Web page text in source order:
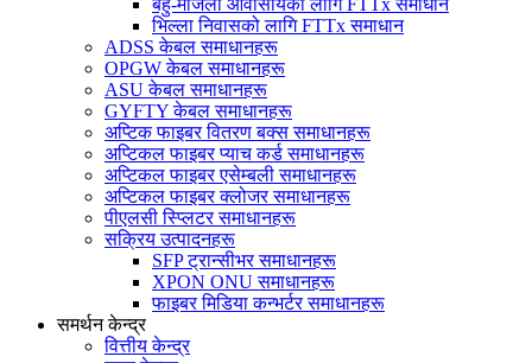
बहु-मंजिला आवासीयको लागि FTTx समाधान
भिल्ला निवासको लागि FTTx समाधान
ADSS केबल समाधानहरू
OPGW केबल समाधानहरू
ASU केबल समाधानहरू
GYFTY केबल समाधानहरू
अप्टिक फाइबर वितरण बक्स समाधानहरू
अप्टिकल फाइबर प्याच कर्ड समाधानहरू
अप्टिकल फाइबर एसेम्बली समाधानहरू
अप्टिकल फाइबर क्लोजर समाधानहरू
पीएलसी स्प्लिटर समाधानहरू
सक्रिय उत्पादनहरू
SFP ट्रान्सीभर समाधानहरू
XPON ONU समाधानहरू
फाइबर मिडिया कन्भर्टर समाधानहरू
समर्थन केन्द्र
वित्तीय केन्द्र